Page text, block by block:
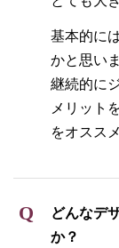
基本的に
かと思いま
継続的に
メリット
をオスス
どんなデ
か？